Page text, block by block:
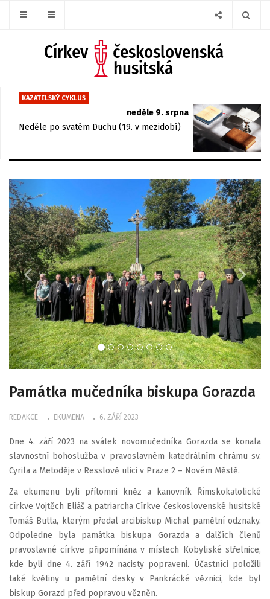
KAZATELSKÝ CYKLUS
neděle 9. srpna
Neděle po svatém Duchu (19. v mezidobí)
Next
Památka mučedníka biskupa Gorazda
REDAKCE EKUMENA 6. ZÁŘÍ 2023
Dne 4. září 2023 na svátek novomučedníka Gorazda se konala
slavnostní bohoslužba v pravoslavném katedrálním chrámu sv.
Cyrila a Metoděje v Resslově ulici v Praze 2 – Novém Městě.
Za ekumenu byli přítomni kněz a kanovník Římskokatolické
církve Vojtěch Eliáš a patriarcha Církve československé husitské
Tomáš Butta, kterým předal arcibiskup Michal pamětní odznaky.
Odpoledne byla památka biskupa Gorazda a dalších členů
pravoslavné církve připomínána v místech Kobyliské střelnice,
kde byli dne 4. září 1942 nacisty popraveni. Účastníci položili
také květiny u pamětní desky v Pankrácké věznici, kde byl
biskup Gorazd před popravou vězněn.